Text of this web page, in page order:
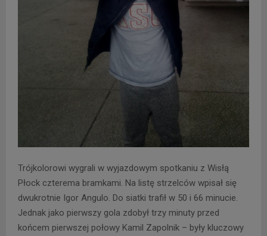
Trójkolorowi wygrali w wyjazdowym spotkaniu z Wisłą
Płock czterema bramkami. Na listę strzelców wpisał się
dwukrotnie Igor Angulo. Do siatki trafił w 50 i 66 minucie.
Jednak jako pierwszy gola zdobył trzy minuty przed
końcem pierwszej połowy Kamil Zapolnik – były kluczowy